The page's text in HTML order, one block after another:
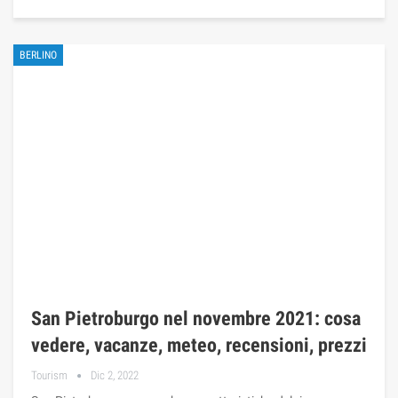
BERLINO
San Pietroburgo nel novembre 2021: cosa
vedere, vacanze, meteo, recensioni, prezzi
Tourism Dic 2, 2022